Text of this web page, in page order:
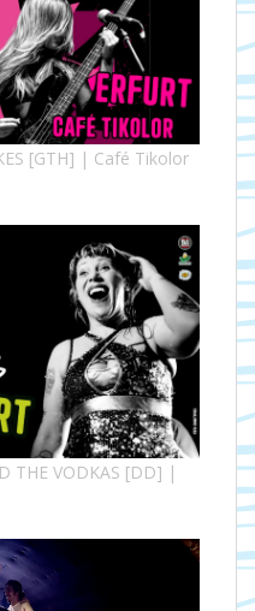
[GTH] | Café Tikolor
THE VODKAS [DD] |